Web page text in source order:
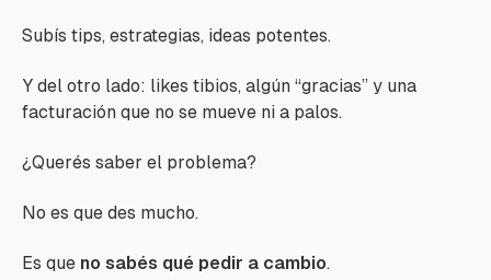
Subís tips, estrategias, ideas potentes.
Y del otro lado: likes tibios, algún “gracias” y una
facturación que no se mueve ni a palos.
¿Querés saber el problema?
No es que des mucho.
Es que no sabés qué pedir a cambio.